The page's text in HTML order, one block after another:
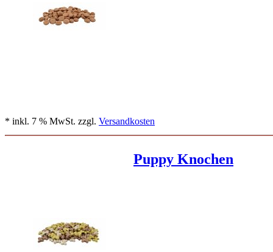
* inkl. 7 % MwSt. zzgl. Versandkosten
Puppy Knochen